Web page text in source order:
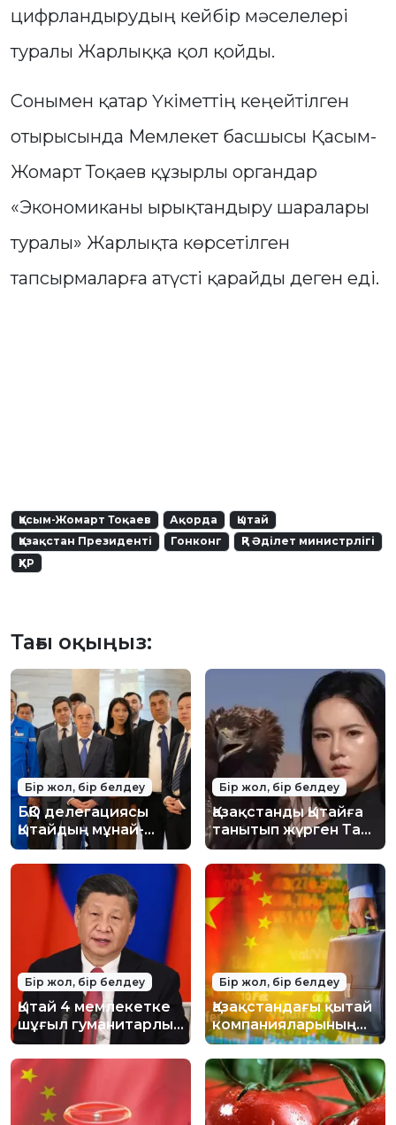
цифрландырудың кейбір мәселелері
туралы Жарлыққа қол қойды.
Сонымен қатар Үкіметтің кеңейтілген
отырысында Мемлекет басшысы Қасым-
Жомарт Тоқаев құзырлы органдар
«Экономиканы ырықтандыру шаралары
туралы» Жарлықта көрсетілген
тапсырмаларға атүсті қарайды деген еді.
Қасым-Жомарт Тоқаев Ақорда
Қытай
Қазақстан Президенті
Гонконг
ҚР Әділет министрлігі
ҚХР
Тағы оқыңыз:
Бір жол, бір белдеу
БҚО делегациясы
Қытайдың мұнай-
химия өндірісіндегі
озық
технологияларымен
танысты
Бір жол, бір белдеу
Қазақстанды Қытайға
танытып жүрген Тао
Минсю кім? Қытайлық
блогер не үшін
"Достық" орденін
алды?
Бір жол, бір белдеу
Қытай 4 мемлекетке
шұғыл гуманитарлық
көмек көрсетуге
шешім қабылдады
Бір жол, бір белдеу
Қазақстандағы қытай
компанияларының
саны бір жылда 3
мыңға артты